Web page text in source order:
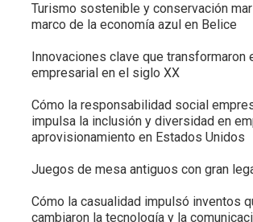
Turismo sostenible y conservación
marco de la economía azul en Belice
Innovaciones clave que transformaron
empresarial en el siglo XX
Cómo la responsabilidad social
impulsa la inclusión y diversidad en
aprovisionamiento en Estados Unidos
Juegos de mesa antiguos con gran
Cómo la casualidad impulsó inventos
cambiaron la tecnología y la